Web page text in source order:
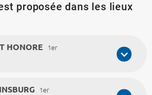
proposée dans les lieux
HONORE 1er
1er